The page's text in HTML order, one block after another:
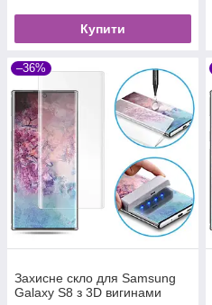
Купити
–36%
Захисне скло для Samsung
Galaxy S8 з 3D вигинами